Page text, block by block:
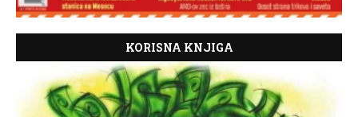
KORISNA KNJIGA